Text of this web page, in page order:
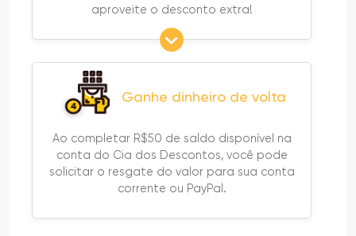
aproveite o desconto extra!
Ganhe dinheiro de volta
Ao completar R$50 de saldo disponível na
conta do Cia dos Descontos, você pode
solicitar o resgate do valor para sua conta
corrente ou PayPal.